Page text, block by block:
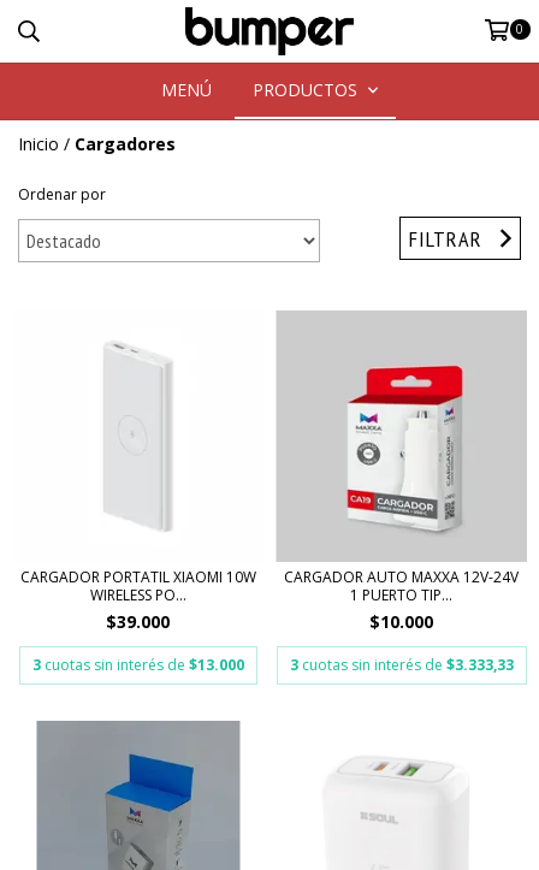
0
MENÚ PRODUCTOS
Inicio / Cargadores
Ordenar por
FILTRAR
CARGADOR PORTATIL XIAOMI 10W
WIRELESS PO...
$39.000
3 cuotas sin interés de $13.000
CARGADOR AUTO MAXXA 12V-24V
1 PUERTO TIP...
$10.000
3 cuotas sin interés de $3.333,33